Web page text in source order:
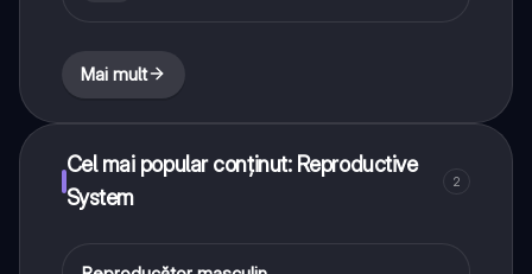
Mai mult
Cel mai popular conținut: Reproductive
System
2